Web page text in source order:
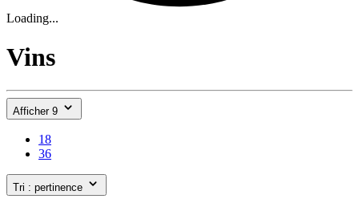
Loading...
Vins
Afficher 9
18
36
Tri : pertinence